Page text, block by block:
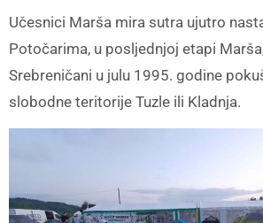
Učesnici Marša mira sutra ujutro
Potočarima, u posljednjoj etapi
Srebreničani u julu 1995. godine
slobodne teritorije Tuzle ili Kladnja.